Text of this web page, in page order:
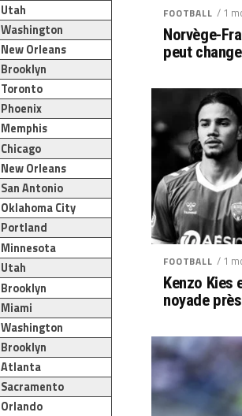
Utah
Washington
New Orleans
Brooklyn
Toronto
Phoenix
Memphis
Chicago
New Orleans
San Antonio
Oklahoma City
Portland
Minnesota
Utah
Brooklyn
Miami
Washington
Brooklyn
Atlanta
Sacramento
Orlando
FOOTBALL / 1
Norvège-
peut
FOOTBALL / 1
Kenzo Kies
noyade